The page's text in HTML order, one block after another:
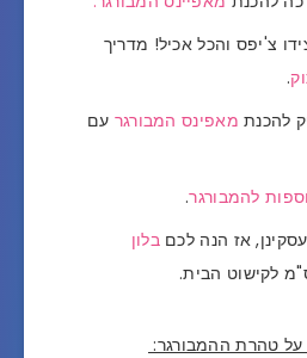
צ'יפס והכל אכיל! מדריך
.
להכנת מאפינס המבורגר עם
להמבורגר.
אז הנה לכםבלון
על טהרת ההמבורגר: